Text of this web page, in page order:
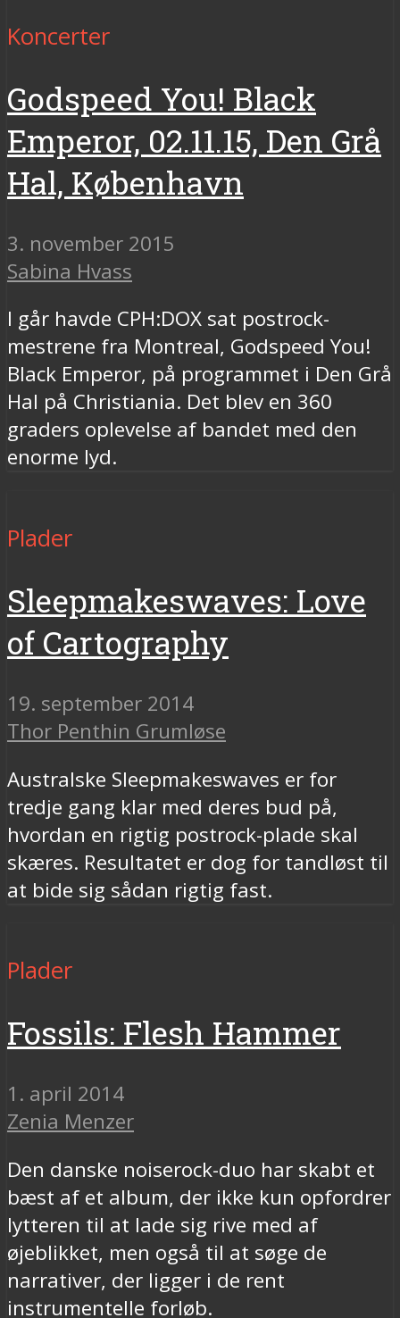
Koncerter
Godspeed You! Black
Emperor, 02.11.15, Den Grå
Hal, København
3. november 2015
Sabina Hvass
I går havde CPH:DOX sat postrock-
mestrene fra Montreal, Godspeed You!
Black Emperor, på programmet i Den Grå
Hal på Christiania. Det blev en 360
graders oplevelse af bandet med den
enorme lyd.
Plader
Sleepmakeswaves: Love
of Cartography
19. september 2014
Thor Penthin Grumløse
Australske Sleepmakeswaves er for
tredje gang klar med deres bud på,
hvordan en rigtig postrock-plade skal
skæres. Resultatet er dog for tandløst til
at bide sig sådan rigtig fast.
Plader
Fossils: Flesh Hammer
1. april 2014
Zenia Menzer
Den danske noiserock-duo har skabt et
bæst af et album, der ikke kun opfordrer
lytteren til at lade sig rive med af
øjeblikket, men også til at søge de
narrativer, der ligger i de rent
instrumentelle forløb.